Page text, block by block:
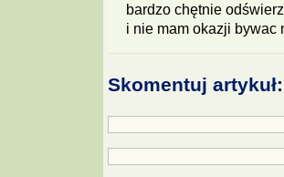
bardzo chętnie
i nie mam okazji bywac
Skomentuj artykuł: